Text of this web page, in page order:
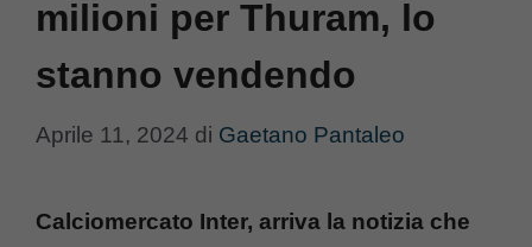
milioni per Thuram, lo
stanno vendendo
Aprile 11, 2024 di Gaetano Pantaleo
Calciomercato Inter, arriva la notizia che